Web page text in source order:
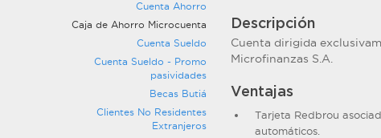
Cuenta Ahorro
Caja de Ahorro Microcuenta
Cuenta Sueldo
Cuenta Sueldo - Promo
pasividades
Becas Butiá
Clientes No Residentes
Extranjeros
Descripción
Cuenta dirigida
Microfinanzas S.A.
Ventajas
Tarjeta Redbrou
automáticos.